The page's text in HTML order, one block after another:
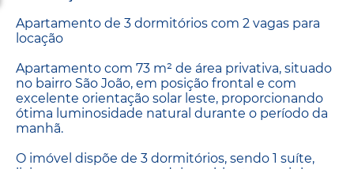
Apartamento de 3 dormitórios com 2 vagas para
locação
Apartamento com 73 m² de área privativa, situado
no bairro São João, em posição frontal e com
excelente orientação solar leste, proporcionando
ótima luminosidade natural durante o período da
manhã.
O imóvel dispõe de 3 dormitórios, sendo 1 suíte,